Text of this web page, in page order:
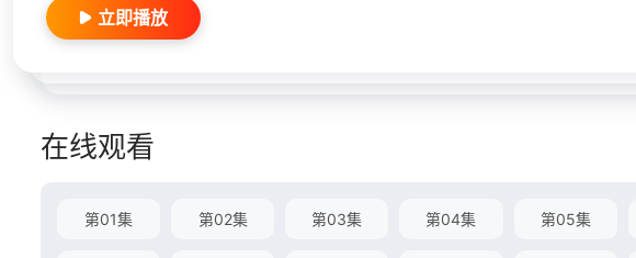
立即播放
在线观看
第01集 第02集 第03集 第04集 第05集